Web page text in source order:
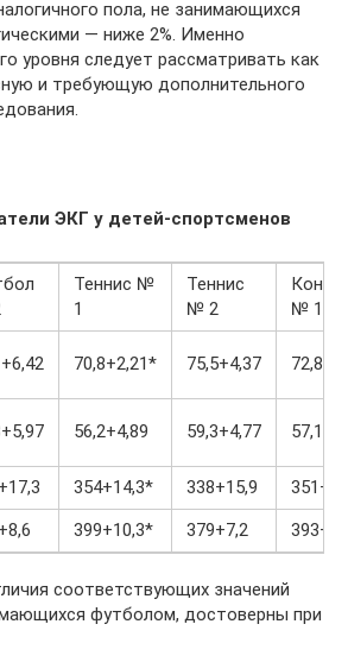
пола, не занимающихся
— ниже 2%. Именно
уровня следует рассматривать как
и требующую дополнительного
ЭКГ у детей-спортсменов
Теннис №
1
Теннис
№ 2
№ 1
70,8+2,21* 75,5+4,37
56,2+4,89 59,3+4,77
354+14,3* 338+15,9
399+10,3* 379+7,2
соответствующих значений
футболом, достоверны при